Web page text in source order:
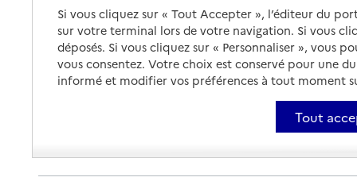
Source des données : Finess n° 570022111
Mis à jour le : 23/07/2026
Service autonomie à domicile (aide)
Si vous cliquez sur « Tout Accepter », l’éditeur du
sur votre terminal lors de votre navigation. Si vous
déposés. Si vous cliquez sur « Personnaliser », vous
vous consentez. Votre choix est conservé pour une
informé et modifier vos préférences à tout moment
Tout